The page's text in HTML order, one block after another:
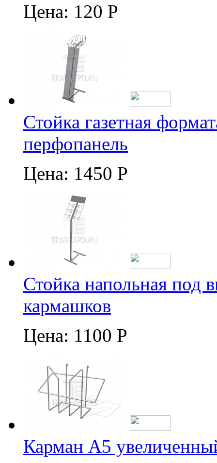
Цена: 120 Р
Стойка газетная
перфопанель
Цена: 1450 Р
Стойка напольная под
кармашков
Цена: 1100 Р
Карман А5